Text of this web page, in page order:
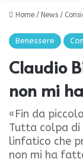
Home / News /
Benessere
Claudio
non mi
«Fin da
Tutta colpa di
linfatico che
non mi ha